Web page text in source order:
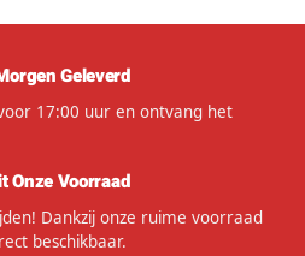
Geleverd
17:00 uur en ontvang het
Onze Voorraad
Dankzij onze ruime voorraad
beschikbaar.